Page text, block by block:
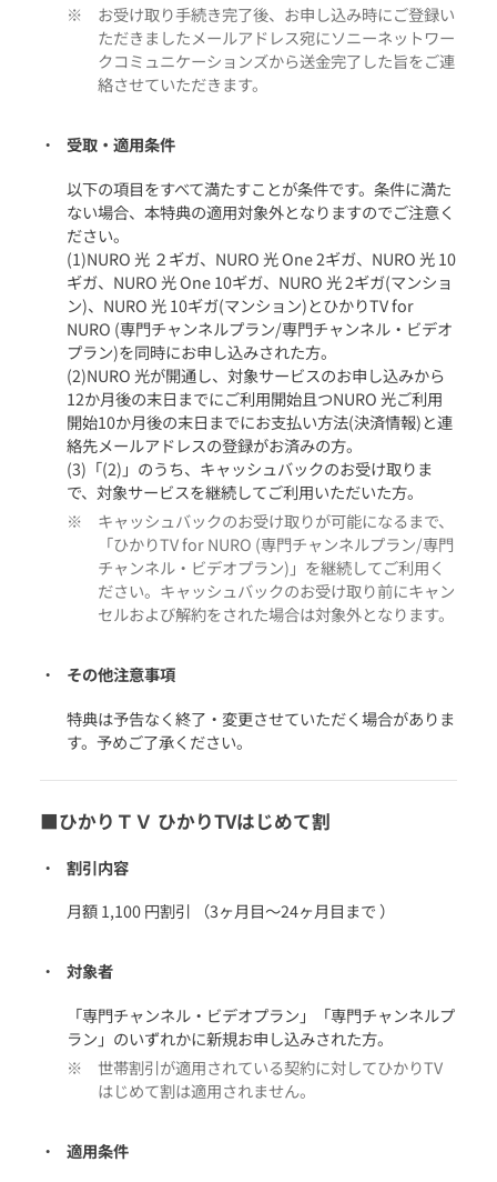
お受け取り手続き完了後、お申し込み時にご登録い
ただきましたメールアドレス宛にソニーネットワー
クコミュニケーションズから送金完了した旨をご連
絡させていただきます。
受取・適用条件
以下の項目をすべて満たすことが条件です。条件に満た
ない場合、本特典の適用対象外となりますのでご注意く
ださい。
(1)NURO 光 ２ギガ、NURO 光 One 2ギガ、NURO 光 10
ギガ、NURO 光 One 10ギガ、NURO 光 2ギガ(マンショ
ン)、NURO 光 10ギガ(マンション)とひかりTV for
NURO (専門チャンネルプラン/専門チャンネル・ビデオ
プラン)を同時にお申し込みされた方。
(2)NURO 光が開通し、対象サービスのお申し込みから
12か月後の末日までにご利用開始且つNURO 光ご利用
開始10か月後の末日までにお支払い方法(決済情報)と連
絡先メールアドレスの登録がお済みの方。
(3)「(2)」のうち、キャッシュバックのお受け取りま
で、対象サービスを継続してご利用いただいた方。
キャッシュバックのお受け取りが可能になるまで、
「ひかりTV for NURO (専門チャンネルプラン/専門
チャンネル・ビデオプラン)」を継続してご利用く
ださい。キャッシュバックのお受け取り前にキャン
セルおよび解約をされた場合は対象外となります。
その他注意事項
特典は予告なく終了・変更させていただく場合がありま
す。予めご了承ください。
■ひかりＴＶ ひかりTVはじめて割
割引内容
月額 1,100 円割引 （3ヶ月目～24ヶ月目まで ）
対象者
「専門チャンネル・ビデオプラン」「専門チャンネルプ
ラン」のいずれかに新規お申し込みされた方。
世帯割引が適用されている契約に対してひかりTV
はじめて割は適用されません。
適用条件